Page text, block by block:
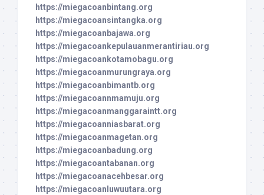
https://miegacoanbintang.org
https://miegacoansintangka.org
https://miegacoanbajawa.org
https://miegacoankepulauanmerantiriau.org
https://miegacoankotamobagu.org
https://miegacoanmurungraya.org
https://miegacoanbimantb.org
https://miegacoannmamuju.org
https://miegacoanmanggaraintt.org
https://miegacoanniasbarat.org
https://miegacoanmagetan.org
https://miegacoanbadung.org
https://miegacoantabanan.org
https://miegacoanacehbesar.org
https://miegacoanluwuutara.org